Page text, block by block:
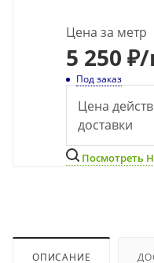
Цена за метр
5 250 ₽
Под заказ
Цена
доставки
Посмотреть
ОПИСАНИЕ